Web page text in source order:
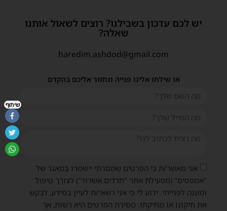
יש לכם עדכון בשבילנו? רוצים לשאול אותנו
שאלה?
haredim.ashdod@gmail.com
או שילחו אלינו פנייה ונחזור אליכם בהקדם
אני מאשר/ת כי הפרטים שמסרתי יישמרו במאגר של
"אמפסיס" (מפעילת אתר "חרדים אשדוד") לצורך טיפול
ומענה לפנייתי. ידוע לי כי אני רשאי/ת לעיין במידע, לבקש
את תיקונו או מחיקתו. מסירת הפרטים היא רשות, אך
שיתוף